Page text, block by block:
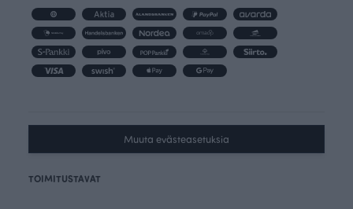
Muuta evästeasetuksia
TOIMITUSTAVAT